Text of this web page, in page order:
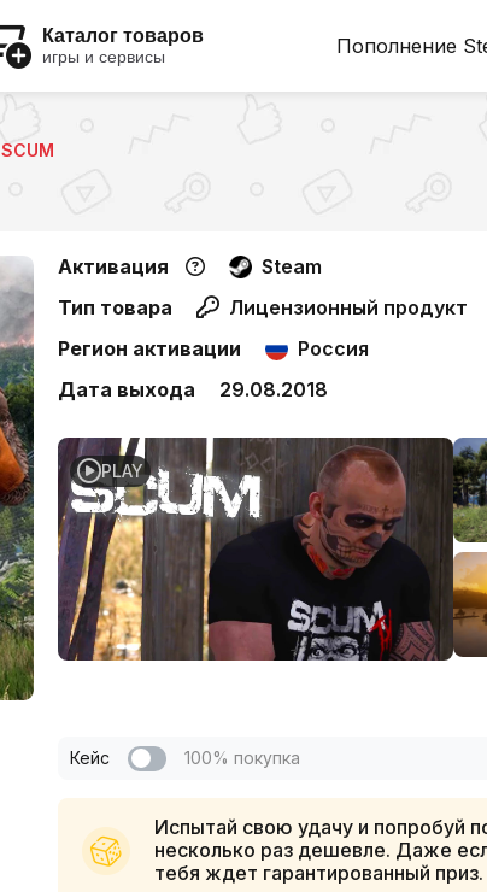
Каталог товаров
игры и сервисы Пополнение
SCUM
Активация
Steam
Тип товара
Лицензионный продукт
Регион активации
Россия
Дата выхода
29.08.2018
PLAY
Кейс 100% покупка
Испытай свою удачу и попробуй
несколько раз дешевле. Даже
тебя ждет гарантированный приз.